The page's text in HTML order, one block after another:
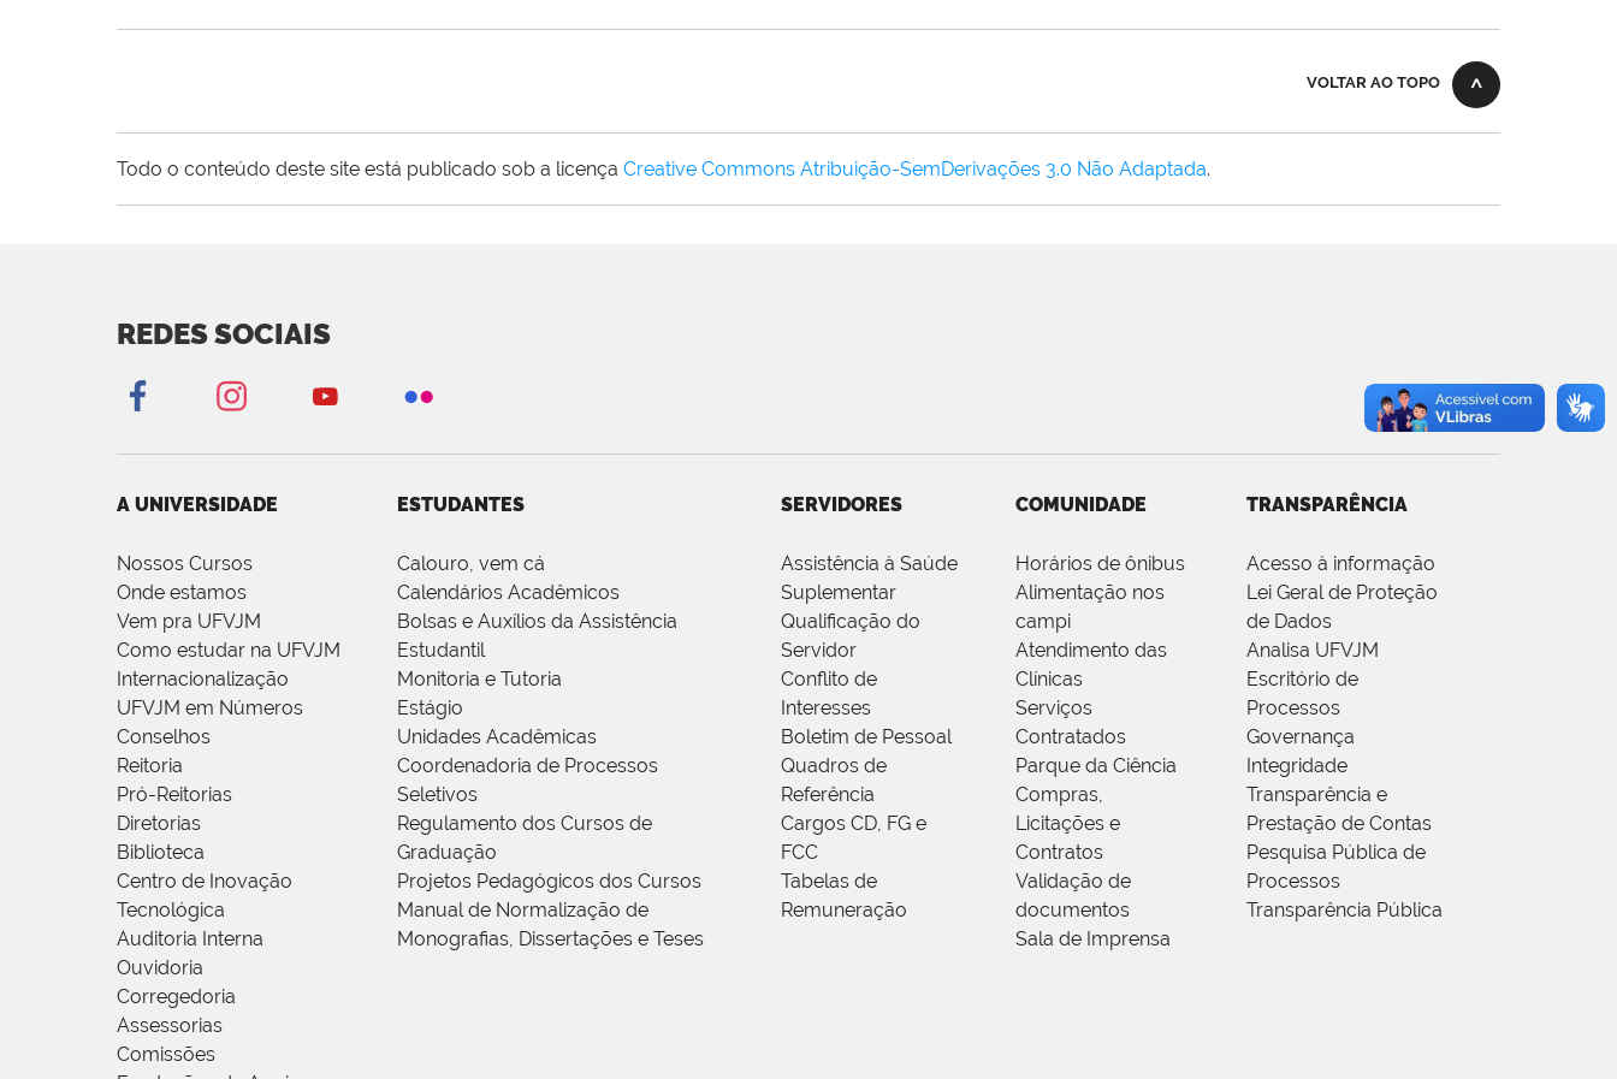
VOLTAR AO TOPO
Todo o conteúdo deste site está publicado sob a licença Creative Commons Atribuição-SemDerivações 3.0 Não Adaptada.
REDES SOCIAIS
A UNIVERSIDADE
Nossos Cursos
Onde estamos
Vem pra UFVJM
Como estudar na UFVJM
Internacionalização
UFVJM em Números
Conselhos
Reitoria
Pró-Reitorias
Diretorias
Biblioteca
Centro de Inovação
Tecnológica
Auditoria Interna
Ouvidoria
Corregedoria
Assessorias
Comissões
ESTUDANTES
Calouro, vem cá
Calendários Acadêmicos
Bolsas e Auxílios da Assistência
Estudantil
Monitoria e Tutoria
Estágio
Unidades Acadêmicas
Coordenadoria de Processos
Seletivos
Regulamento dos Cursos de
Graduação
Projetos Pedagógicos dos Cursos
Manual de Normalização de
Monografias, Dissertações e Teses
SERVIDORES
Assistência à Saúde
Suplementar
Qualificação do
Servidor
Conflito de
Interesses
Boletim de Pessoal
Quadros de
Referência
Cargos CD, FG e
FCC
Tabelas de
Remuneração
COMUNIDADE
Horários de ônibus
Alimentação nos
campi
Atendimento das
Clínicas
Serviços
Contratados
Parque da Ciência
Compras,
Licitações e
Contratos
Validação de
documentos
Sala de Imprensa
TRANSPARÊNCIA
Acesso à informação
Lei Geral de Proteção
de Dados
Analisa UFVJM
Escritório de
Processos
Governança
Integridade
Transparência e
Prestação de Contas
Pesquisa Pública de
Processos
Transparência Pública